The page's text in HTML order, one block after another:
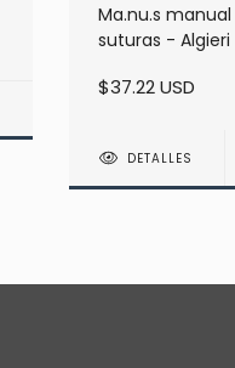
Ma.nu.s
suturas - Algieri
$37.22 USD
DETALLES